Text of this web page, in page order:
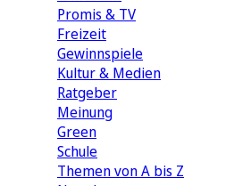
Promis & TV
Freizeit
Gewinnspiele
Kultur & Medien
Ratgeber
Meinung
Green
Schule
Themen von A bis Z